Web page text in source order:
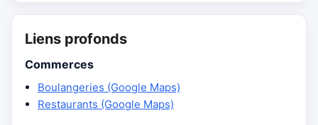
Liens profonds
Commerces
Boulangeries (Google Maps)
Restaurants (Google Maps)